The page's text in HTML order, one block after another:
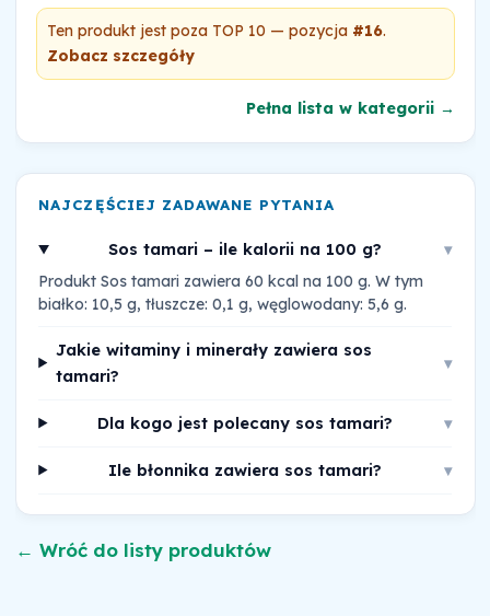
Ten produkt jest poza TOP 10 — pozycja #16.
Zobacz szczegóły
Pełna lista w kategorii →
NAJCZĘŚCIEJ ZADAWANE PYTANIA
Sos tamari – ile kalorii na 100 g? ▾
Produkt Sos tamari zawiera 60 kcal na 100 g. W tym
białko: 10,5 g, tłuszcze: 0,1 g, węglowodany: 5,6 g.
Jakie witaminy i minerały zawiera sos
tamari?
▾
Dla kogo jest polecany sos tamari? ▾
Ile błonnika zawiera sos tamari? ▾
← Wróć do listy produktów